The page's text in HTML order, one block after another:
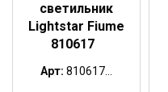
светильник
Lightstar Fiume
810617
Арт: 810617...